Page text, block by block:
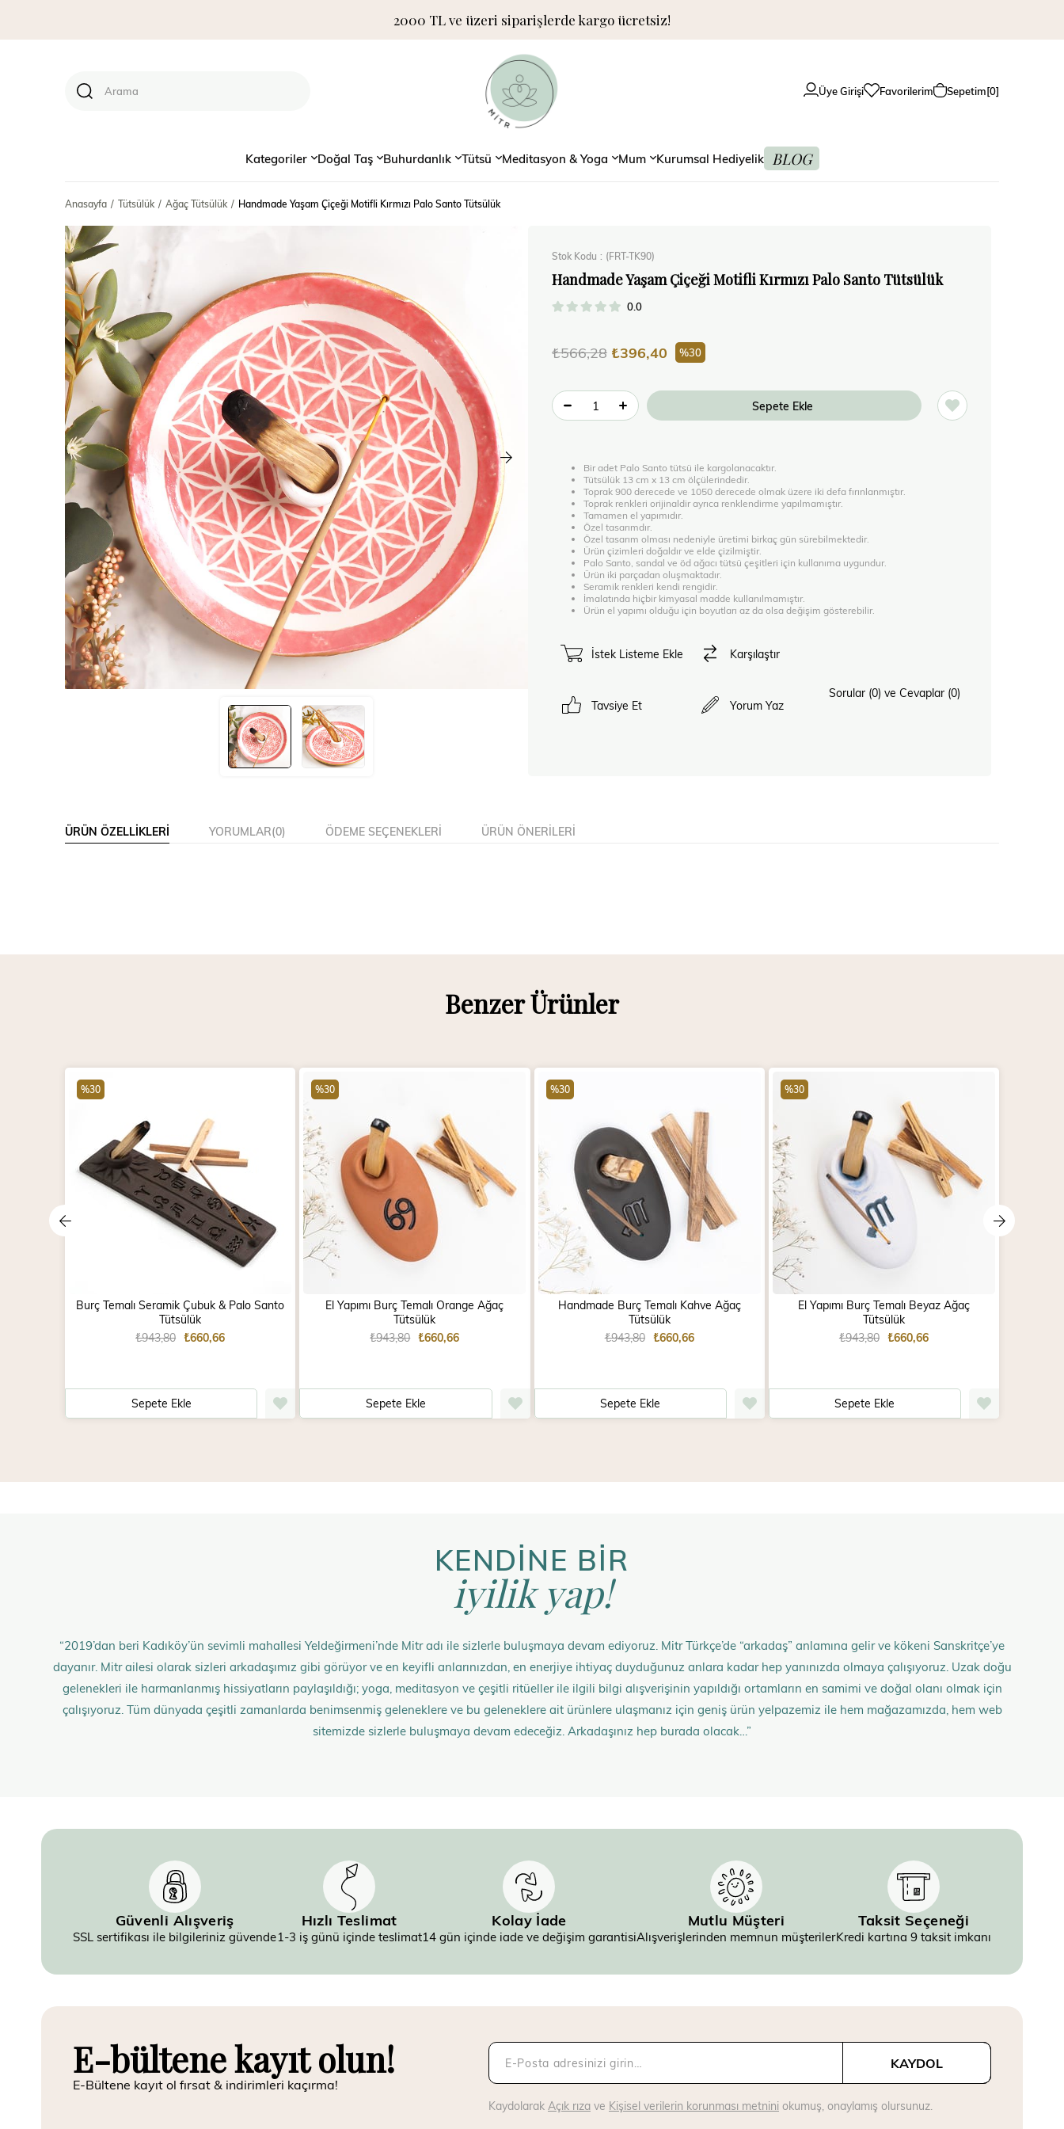
2000 TL ve üzeri siparişlerde kargo ücretsiz!
Üye Girişi Favorilerim Sepetim 0
Kategoriler Doğal Taş Buhurdanlık Tütsü Meditasyon & Yoga Mum Kurumsal Hediyelik BLOG
Anasayfa Tütsülük Ağaç Tütsülük Handmade Yaşam Çiçeği Motifli Kırmızı Palo Santo Tütsülük
Stok Kodu (FRT-TK90)
Handmade Yaşam Çiçeği Motifli Kırmızı Palo Santo Tütsülük
0.0
₺566,28 ₺396,40 30
Bir adet Palo Santo tütsü ile kargolanacaktır.
Tütsülük 13 cm x 13 cm ölçülerindedir.
Toprak 900 derecede ve 1050 derecede olmak üzere iki defa fırınlanmıştır.
Toprak renkleri orijinaldir ayrıca renklendirme yapılmamıştır.
Tamamen el yapımıdır.
Özel tasarımdır.
Özel tasarım olması nedeniyle üretimi birkaç gün sürebilmektedir.
Ürün çizimleri doğaldır ve elde çizilmiştir.
Palo Santo, sandal ve öd ağacı tütsü çeşitleri için kullanıma uygundur.
Ürün iki parçadan oluşmaktadır.
Seramik renkleri kendi rengidir.
İmalatında hiçbir kimyasal madde kullanılmamıştır.
Ürün el yapımı olduğu için boyutları az da olsa değişim gösterebilir.
İstek Listeme Ekle Karşılaştır
Tavsiye Et Yorum Yaz
Sorular (0) ve Cevaplar (0)
ÜRÜN ÖZELLIKLERI YORUMLAR(0) ÖDEME SEÇENEKLERI ÜRÜN ÖNERILERI
Benzer Ürünler
Burç Temalı Seramik Çubuk & Palo Santo
Tütsülük
₺660,66
₺943,80
Sepete Ekle
%30
El Yapımı Burç Temalı Orange Ağaç
Tütsülük
₺660,66
₺943,80
Sepete Ekle
%30
Handmade Burç Temalı Kahve Ağaç
Tütsülük
₺660,66
₺943,80
Sepete Ekle
%30
El Yapımı Burç Temalı Beyaz Ağaç
Tütsülük
₺660,66
₺943,80
Sepete Ekle
%30
KENDİNE BİR
iyilik yap!
“2019’dan beri Kadıköy’ün sevimli mahallesi Yeldeğirmeni’nde Mitr adı ile sizlerle buluşmaya devam ediyoruz. Mitr Türkçe’de “arkadaş” anlamına gelir ve kökeni Sanskritçe’ye
dayanır. Mitr ailesi olarak sizleri arkadaşımız gibi görüyor ve en keyifli anlarınızdan, en enerjiye ihtiyaç duyduğunuz anlara kadar hep yanınızda olmaya çalışıyoruz. Uzak doğu
gelenekleri ile harmanlanmış hissiyatların paylaşıldığı; yoga, meditasyon ve çeşitli ritüeller ile ilgili bilgi alışverişinin yapıldığı ortamların en samimi ve doğal olanı olmak için
çalışıyoruz. Tüm dünyada çeşitli zamanlarda benimsenmiş geleneklere ve bu geleneklere ait ürünlere ulaşmanız için geniş ürün yelpazemiz ile hem mağazamızda, hem web
sitemizde sizlerle buluşmaya devam edeceğiz. Arkadaşınız hep burada olacak…”
Güvenli Alışveriş
SSL sertifikası ile bilgileriniz güvende
Hızlı Teslimat
1-3 iş günü içinde teslimat
Kolay İade
14 gün içinde iade ve değişim garantisi
Mutlu Müşteri
Alışverişlerinden memnun müşteriler
Taksit Seçeneği
Kredi kartına 9 taksit imkanı
E-bültene kayıt olun!
E-Bültene kayıt ol fırsat & indirimleri kaçırma!
KAYDOL
Kaydolarak Açık rıza ve Kişisel verilerin korunması metnini okumuş, onaylamış olursunuz.